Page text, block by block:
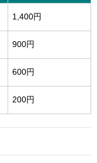
1,400円
900円
600円
200円